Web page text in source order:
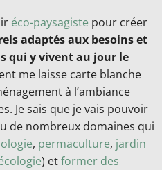
éco-paysagiste pour créer
adaptés aux besoins et
qui y vivent au jour le
me laisse carte blanche
à l’ambiance
Je sais que je vais pouvoir
de nombreux domaines qui
, permaculture, jardin
) etformer des